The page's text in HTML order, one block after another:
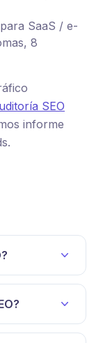
para SaaS / e-
8
SEO
informe